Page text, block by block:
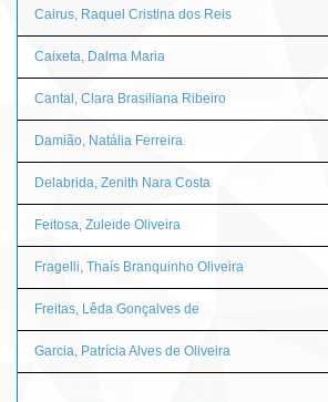
Cairus, Raquel Cristina dos Reis
Caixeta, Dalma Maria
Cantal, Clara Brasiliana Ribeiro
Damião, Natália Ferreira
Delabrida, Zenith Nara Costa
Feitosa, Zuleide Oliveira
Fragelli, Thaís Branquinho Oliveira
Freitas, Lêda Gonçalves de
Garcia, Patrícia Alves de Oliveira